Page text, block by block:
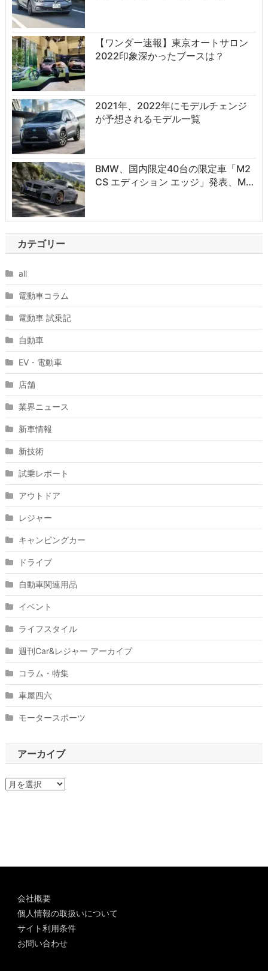
【ワンダー速報】東京オートサロン
2022印象深かったブースは？
2021年、2022年にモデルチェンジ
が予想されるモデル一覧
BMW、国内限定40台の限定車「M2
CS エディション エッジ」発表、M…
カテゴリー
all
電動車コラム
電動車 試乗記
自動車
EV・電動車
店舗
業界ニュース
新車情報
新技術
試乗レポート
アウトドア
レジャー
キャンピングカー
ドライブ
自動車関連用品
イベント
ライフスタイル
週刊Car&レジャー アーカイブ
コラム・特集
車屋四六
モータースポーツ
アーカイブ
ア
会社概要
個人情報の取扱いについて
サイト利用条件
お問い合わせ